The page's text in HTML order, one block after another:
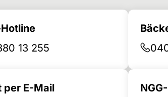
13 255
per E-Mail